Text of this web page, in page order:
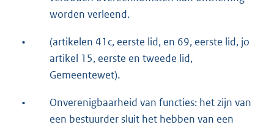
worden verleend.
•
(artikelen 41c, eerste lid, en 69, eerste lid, jo
artikel 15, eerste en tweede lid,
Gemeentewet).
•
Onverenigbaarheid van functies: het zijn van
een bestuurder sluit het hebben van een